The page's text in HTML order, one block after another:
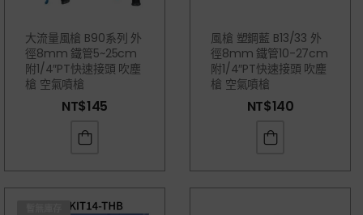
大流量風槍 B90系列 外
徑8mm 鐵管5~25cm
附1/4″PT快速接頭 吹塵
槍 空氣噴槍
NT$145
風槍 塑鋼藍 B13/33 外
徑8mm 鐵管10-27cm
附1/4″PT快速接頭 吹塵
槍 空氣噴槍
NT$140